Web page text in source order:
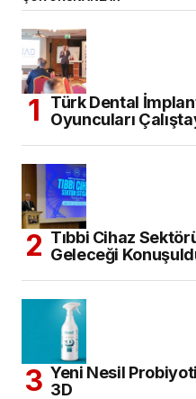
Türk Dental
Oyuncuları
Tıbbi Cihaz
Geleceği
Yeni Nesil
3D